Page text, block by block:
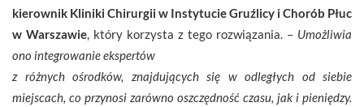
kierownik Kliniki Chirurgii w Instytucie Gruźlicy i Chorób Płuc
w Warszawie , który korzysta z tego rozwiązania. – Umożliwia
ono integrowanie ekspertów
z różnych ośrodków, znajdujących się w odległych od siebie
miejscach, co przynosi zarówno oszczędność czasu, jak i pieniędzy.